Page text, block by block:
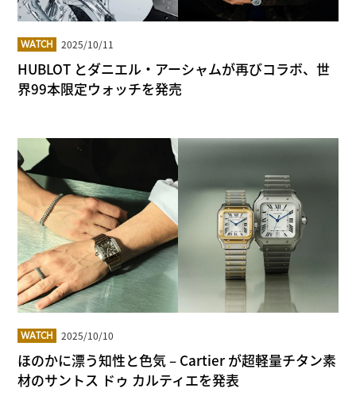
WATCH 2025/10/11
HUBLOT とダニエル・アーシャムが再びコラボ、世
界99本限定ウォッチを発売
WATCH 2025/10/10
ほのかに漂う知性と色気 – Cartier が超軽量チタン素
材のサントス ドゥ カルティエを発表